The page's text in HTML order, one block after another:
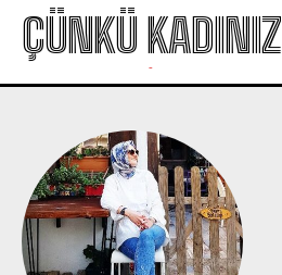
ÇÜNKÜ KADINIZ
-